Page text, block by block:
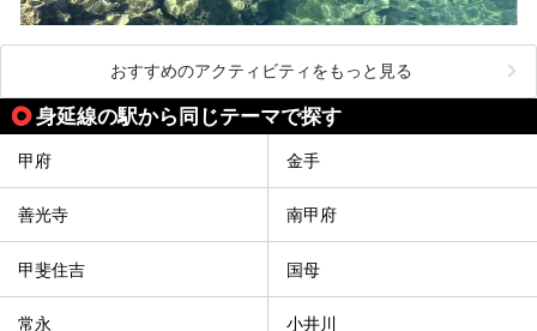
おすすめのアクティビティをもっと見る
身延線の駅から同じテーマで探す
甲府 金手
善光寺 南甲府
甲斐住吉 国母
常永 小井川